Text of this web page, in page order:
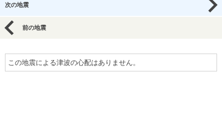
次の地震
前の地震
この地震による津波の心配はありません。